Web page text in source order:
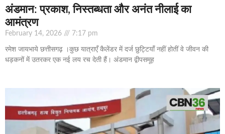
अंडमान: प्रकाश, निस्तब्धता और अनंत नीलाई का
आमंत्रण
February 14, 2026 7:17 pm
रमेश जायभाये छत्तीसगढ़ ।कुछ यात्राएँ कैलेंडर में दर्ज छुट्टियाँ नहीं होतीं वे जीवन की
धड़कनों में उतरकर एक नई लय रच देती हैं। अंडमान द्वीपसमूह